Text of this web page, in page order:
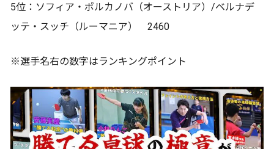
5位：ソフィア・ポルカノバ（オーストリア）/ベルナデ
ッテ・スッチ（ルーマニア） 2460
※選手名右の数字はランキングポイント